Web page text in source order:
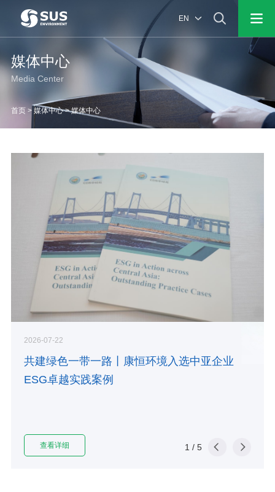
EN
媒体中心
Media Center
首页> 媒体中心>媒体中心
2026-07-22
共建绿色一带一路丨康恒环境入选中亚企业
ESG卓越实践案例
查看详细 1 /5